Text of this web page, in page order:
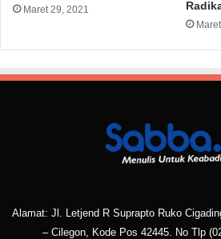
Maret 29, 2021
Alamat: Jl. Letjend R Suprapto Ruko
– Cilegon, Kode Pos 42445. No Tlp